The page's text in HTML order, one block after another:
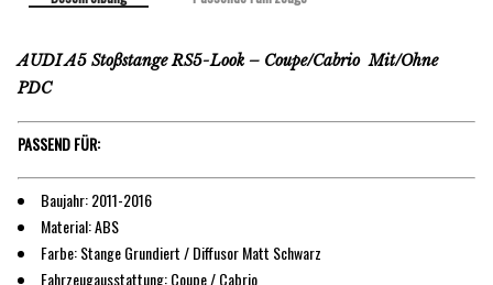
AUDI A5 Stoßstange RS5-Look – Coupe/Cabrio Mit/Ohne
PDC
PASSEND FÜR:
Baujahr: 2011-2016
Material: ABS
Farbe: Stange Grundiert / Diffusor Matt Schwarz
Fahrzeugausstattung: Coupe / Cabrio